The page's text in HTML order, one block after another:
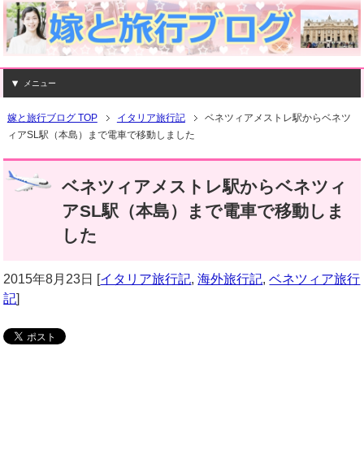
メニュー
嫁と旅行ブログ TOP イタリア旅行記
ベネツィアメストレ駅からベネツ
ィアSL駅（本島）まで電車で移動しました
ベネツィアメストレ駅からベネツィ
アSL駅（本島）まで電車で移動しま
した
2015年8月23日 [イタリア旅行記,海外旅行記,ベネツィア旅行
記]